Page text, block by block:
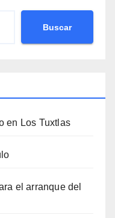
Buscar
en Los Tuxtlas
el arranque del